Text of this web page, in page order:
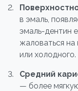
в эмаль,
эмаль-дентин
жаловаться
или холодного.
Средний
— более